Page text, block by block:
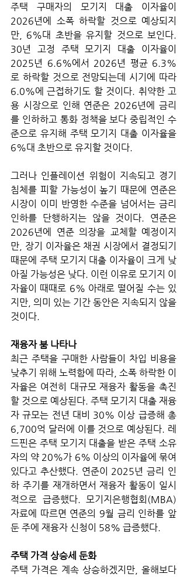
주택 구매자의 모기지 대출 이자율이
2026년에 소폭 하락할 것으로 예상되지
만, 6%대 초반을 유지할 것으로 보인다.
30년 고정 주택 모기지 대출 이자율이
2025년 6.6%에서 2026년 평균 6.3%
로 하락할 것으로 전망되는데 시기에 따라
6.0%에 근접하기도 할 것이다. 취약한 고
용 시장으로 인해 연준은 2026년에 금리
를 인하하고 통화 정책을 보다 중립적인 수
준으로 유지해 주택 모기지 대출 이자율을
6%대 초반으로 유지할 것이다.
그러나 인플레이션 위험이 지속되고 경기
침체를 피할 가능성이 높기 때문에 연준은
시장이 이미 반영한 수준을 넘어서는 금리
인하를 단행하지는 않을 것이다. 연준은
2026년에 연준 의장을 교체할 예정이지
만, 장기 이자율은 채권 시장에서 결정되기
때문에 주택 모기지 대출 이자율이 크게 낮
아질 가능성은 낮다. 이런 이유로 모기지 이
자율이 때때로 6% 아래로 떨어질 수는 있
지만, 의미 있는 기간 동안은 지속되지 않을
것이다.
재융자 붐 나타나
최근 주택을 구매한 사람들이 차입 비용을
낮추기 위해 노력함에 따라, 소폭 하락한 이
자율은 여전히 대규모 재융자 활동을 촉진
할 것으로 예상된다. 주택 모기지 대출 재융
자 규모는 전년 대비 30% 이상 급증해 총
6,700억 달러에 이를 것으로 예상된다. 레
드핀은 주택 모기지 대출을 받은 주택 소유
자의 약 20%가 6% 이상의 이자율에 묶여
있다고 추산했다. 연준이 2025년 금리 인
하 주기를 재개하면서 재융자 활동이 일시
적으로 급증했다. 모기지은행협회(MBA)
자료에 따르면 연준의 9월 금리 인하를 앞
둔 주에 재융자 신청이 58% 급증했다.
주택 가격 상승세 둔화
주택 가격은 계속 상승하겠지만, 올해보다